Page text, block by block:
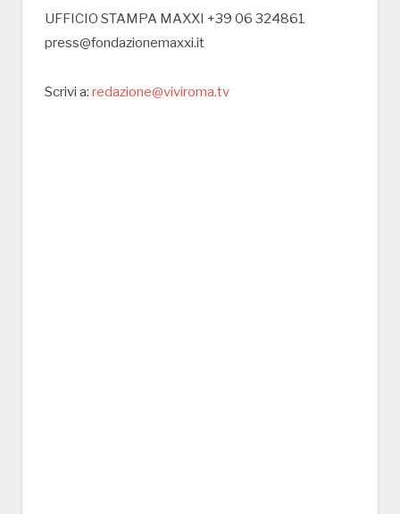
UFFICIO STAMPA MAXXI +39 06 324861
press@fondazionemaxxi.it
Scrivi a: redazione@viviroma.tv